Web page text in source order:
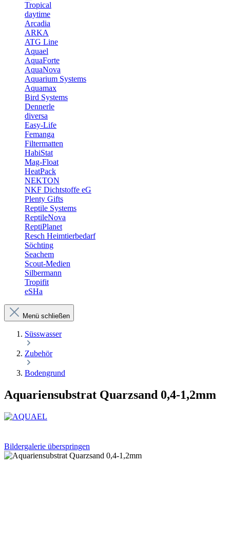
Tropical
daytime
Arcadia
ARKA
ATG Line
Aquael
AquaForte
AquaNova
Aquarium Systems
Aquamax
Bird Systems
Dennerle
diversa
Easy-Life
Femanga
Filtermatten
HabiStat
Mag-Float
HeatPack
NEKTON
NKF Dichtstoffe eG
Plenty Gifts
Reptile Systems
ReptileNova
ReptiPlanet
Resch Heimtierbedarf
Söchting
Seachem
Scout-Medien
Silbermann
Tropifit
eSHa
Menü schließen
Süsswasser
Zubehör
Bodengrund
Aquariensubstrat Quarzsand 0,4-1,2mm
Bildergalerie überspringen